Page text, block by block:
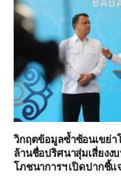
วิกฤตข้อมูลซ้ำซ้อนเขย่า
ล้านชื่อปริศนาสุ่มเสี่ยง
โภชนาการฯ เปิดปากชี้แ